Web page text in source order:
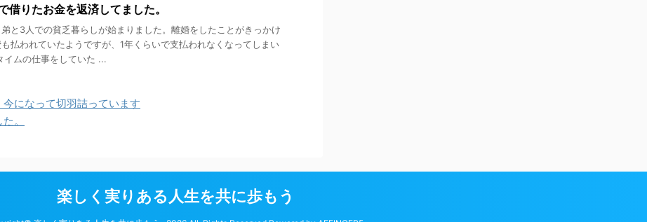
借りたお金を返済してました。
と3人での貧乏暮らしが始まりました。離婚をしたことがきっかけ
払われていたようですが、1年くらいで支払われなくなってしまい
イムの仕事をしていた ...
になって切羽詰っています
。
楽しく実りある人生を共に歩もう